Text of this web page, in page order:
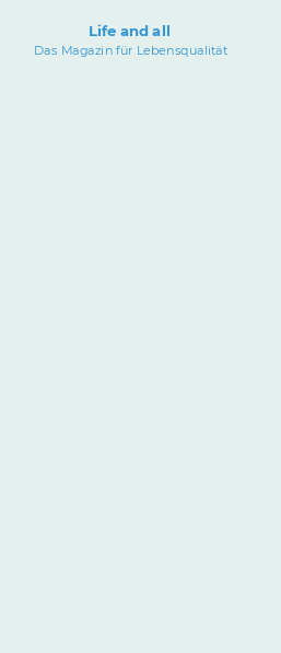
Life and all
Das Magazin für Lebensqualität